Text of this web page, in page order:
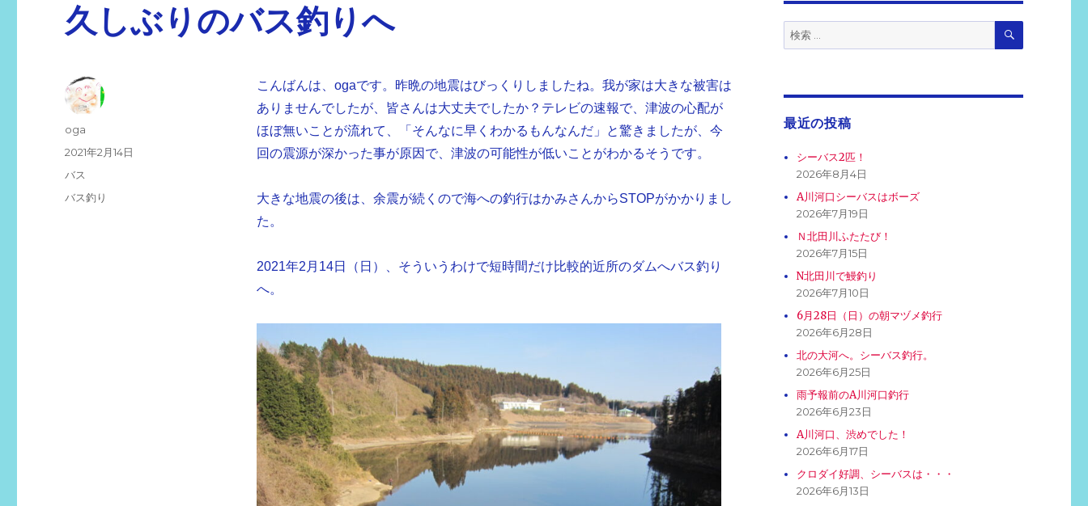
久しぶりのバス釣りへ
こんばんは、ogaです。昨晩の地震はびっくりしましたね。我が家は大きな被害は
ありませんでしたが、皆さんは大丈夫でしたか？テレビの速報で、津波の心配が
ほぼ無いことが流れて、「そんなに早くわかるもんなんだ」と驚きましたが、今
回の震源が深かった事が原因で、津波の可能性が低いことがわかるそうです。
大きな地震の後は、余震が続くので海への釣行はかみさんからSTOPがかかりまし
た。
2021年2月14日（日）、そういうわけで短時間だけ比較的近所のダムへバス釣り
へ。
投
oga
投
2021年2月14日
カ
バス
タ
バス釣り
検
索:
検
最近の投稿
シーバス2匹！
2026年8月4日
A川河口シーバスはボーズ
2026年7月19日
Ｎ北田川ふたたび！
2026年7月15日
N北田川で鰻釣り
2026年7月10日
6月28日（日）の朝マヅメ釣行
2026年6月28日
北の大河へ。シーバス釣行。
2026年6月25日
雨予報前のA川河口釣行
2026年6月23日
A川河口、渋めでした！
2026年6月17日
クロダイ好調、シーバスは・・・
2026年6月13日